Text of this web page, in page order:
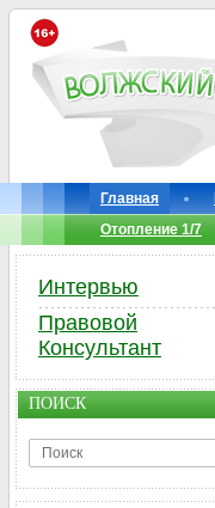
Главная
Отопление 1/7
Интервью
Правовой
Консультант
ПОИСК